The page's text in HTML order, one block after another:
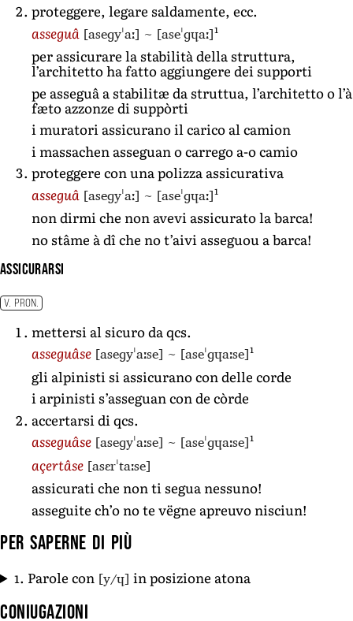
proteggere, legare saldamente, ecc.
asseguâ [aseɡyˈaː] ~ [aseˈɡɥaː]1
per assicurare la stabilità della struttura,
l’architetto ha fatto aggiungere dei supporti
pe asseguâ a stabilitæ da struttua, l’architetto o l’à
fæto azzonze di suppòrti
i muratori assicurano il carico al camion
i massachen asseguan o carrego a-o camio
proteggere con una polizza assicurativa
asseguâ [aseɡyˈaː] ~ [aseˈɡɥaː]1
non dirmi che non avevi assicurato la barca!
no stâme à dî che no t’aivi asseguou a barca!
assicurarsi
V. PRON.
mettersi al sicuro da qcs.
asseguâse [aseɡyˈaːse] ~ [aseˈɡɥaːse]1
gli alpinisti si assicurano con delle corde
i arpinisti s’asseguan con de còrde
accertarsi di qcs.
asseguâse [aseɡyˈaːse] ~ [aseˈɡɥaːse]1
açertâse [asɛrˈtaːse]
assicurati che non ti segua nessuno!
asseguite ch’o no te vëgne apreuvo nisciun!
Per saperne di più
1. Parole con [y/ɥ] in posizione atona
Coniugazioni